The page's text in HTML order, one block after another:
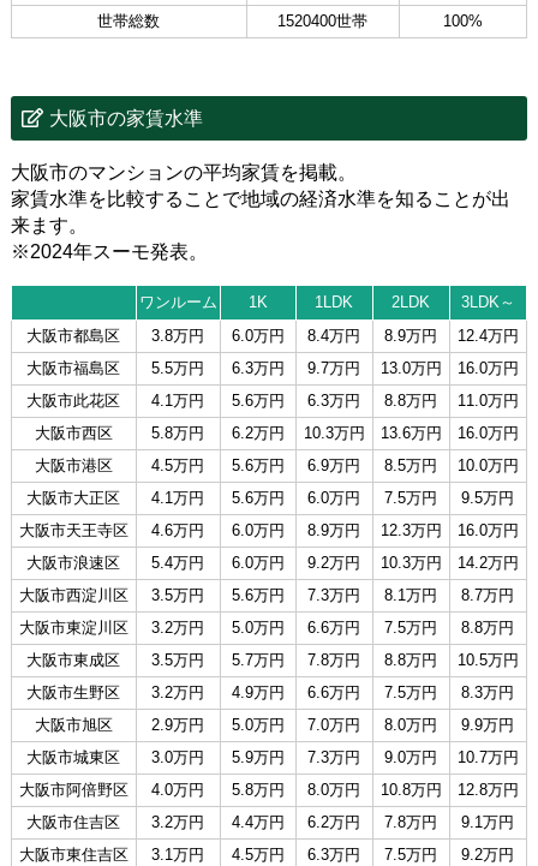
世帯総数
1520400世帯 100%
大阪市の家賃水準
大阪市のマンションの平均家賃を掲載。
家賃水準を比較することで地域の経済水準を知ることが出
来ます。
※2024年スーモ発表。
ワンルーム 1K 1LDK 2LDK
3LDK～
大阪市都島区
3.8万円 6.0万円 8.4万円 8.9万円
12.4万円
大阪市福島区
5.5万円 6.3万円 9.7万円 13.0万円
16.0万円
大阪市此花区
4.1万円 5.6万円 6.3万円 8.8万円
11.0万円
大阪市西区
5.8万円 6.2万円 10.3万円 13.6万円
16.0万円
大阪市港区
4.5万円 5.6万円 6.9万円 8.5万円
10.0万円
大阪市大正区
4.1万円 5.6万円 6.0万円 7.5万円
9.5万円
大阪市天王寺区
4.6万円 6.0万円 8.9万円 12.3万円
16.0万円
大阪市浪速区
5.4万円 6.0万円 9.2万円 10.3万円
14.2万円
大阪市西淀川区
3.5万円 5.6万円 7.3万円 8.1万円
8.7万円
大阪市東淀川区
3.2万円 5.0万円 6.6万円 7.5万円
8.8万円
大阪市東成区
3.5万円 5.7万円 7.8万円 8.8万円
10.5万円
大阪市生野区
3.2万円 4.9万円 6.6万円 7.5万円
8.3万円
大阪市旭区
2.9万円 5.0万円 7.0万円 8.0万円
9.9万円
大阪市城東区
3.0万円 5.9万円 7.3万円 9.0万円
10.7万円
大阪市阿倍野区
4.0万円 5.8万円 8.0万円 10.8万円
12.8万円
大阪市住吉区
3.2万円 4.4万円 6.2万円 7.8万円
9.1万円
大阪市東住吉区
3.1万円 4.5万円 6.3万円 7.5万円
9.2万円